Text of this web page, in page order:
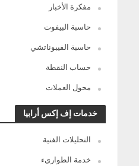
مفكرة الأخبار
حاسبة البيفوت
حاسبة الفيبوناتشي
حساب النقطة
محول العملات
خدمات إف إكس أرابيا
التحليلات الفنية
خدمة الطوارىء